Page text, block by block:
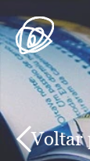
Voltar